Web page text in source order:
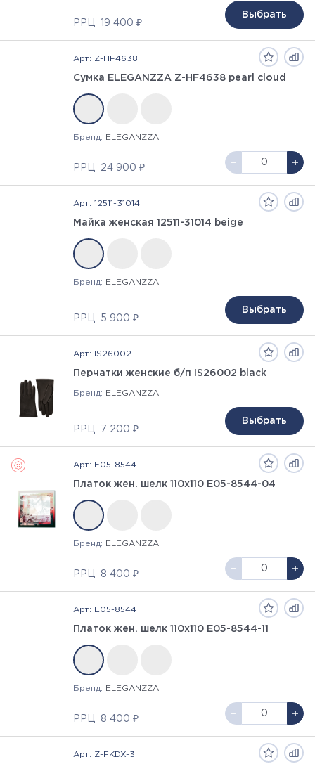
РРЦ 19 400 ₽
Выбрать
Арт: Z-HF4638
Сумка ELEGANZZA Z-HF4638 pearl cloud
Бренд: ELEGANZZA
РРЦ 24 900 ₽
Арт: 12511-31014
Майка женская 12511-31014 beige
Бренд: ELEGANZZA
РРЦ 5 900 ₽
Выбрать
Арт: IS26002
Перчатки женские б/п IS26002 black
Бренд: ELEGANZZA
РРЦ 7 200 ₽
Выбрать
Арт: E05-8544
Платок жен. шелк 110х110 E05-8544-04
Бренд: ELEGANZZA
РРЦ 8 400 ₽
Арт: E05-8544
Платок жен. шелк 110х110 E05-8544-11
Бренд: ELEGANZZA
РРЦ 8 400 ₽
Арт: Z-FKDX-3